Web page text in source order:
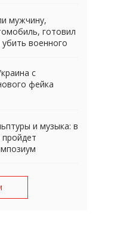
мужчину,
готовил
военного
с
фейка
и музыка: в